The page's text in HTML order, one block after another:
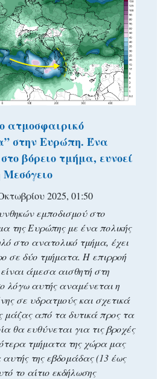
ατμοσφαιρικό
στην Ευρώπη. Ένα
βόρειο τμήμα, ευνοεί
Μεσόγειο
2025, 01:50
εμποδισμού στο
της Ευρώπης με ένα πολικής
στο ανατολικό τμήμα, έχει
σε δύο τμήματα. Η επιρροή
άμεσα αισθητή στη
λόγω αυτής αναμένεται η
σε υδρατμούς και σχετικά
μάζας από τα δυτικά προς τα
θα ευθύνεται για τις βροχές
τμήματα της χώρα μας
της εβδομάδας (13 έως
το αίτιο εκδήλωσης